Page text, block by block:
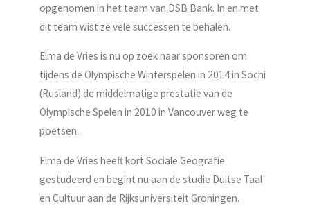
opgenomen in het team van DSB Bank. In en met
dit team wist ze vele successen te behalen.
Elma de Vries is nu op zoek naar sponsoren om
tijdens de Olympische Winterspelen in 2014 in Sochi
(Rusland) de middelmatige prestatie van de
Olympische Spelen in 2010 in Vancouver weg te
poetsen.
Elma de Vries heeft kort Sociale Geografie
gestudeerd en begint nu aan de studie Duitse Taal
en Cultuur aan de Rijksuniversiteit Groningen.